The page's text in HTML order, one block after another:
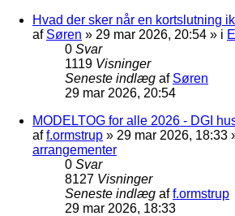
Hvad der sker når en kortslutning
af Søren » 29 mar 2026, 20:54 » i
0 Svar
1119 Visninger
Seneste indlæg af Søren
29 mar 2026, 20:54
MODELTOG for alle 2026 - DGI
aff.ormstrup » 29 mar 2026, 18:33
arrangementer
0 Svar
8127 Visninger
Seneste indlæg aff.ormstrup
29 mar 2026, 18:33